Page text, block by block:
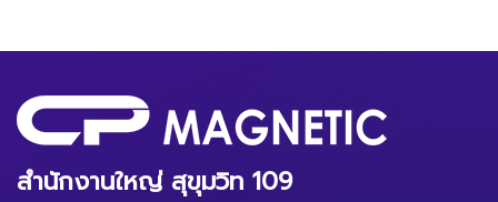
สำนักงานใหญ่ สุขุมวิท 109